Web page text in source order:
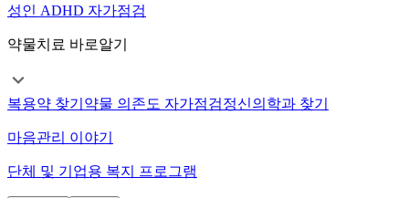
성인 ADHD 자가점검
약물치료 바로알기
복용약 찾기 약물 의존도 자가점검정신의학과 찾기
마음관리 이야기
단체 및 기업용 복지 프로그램